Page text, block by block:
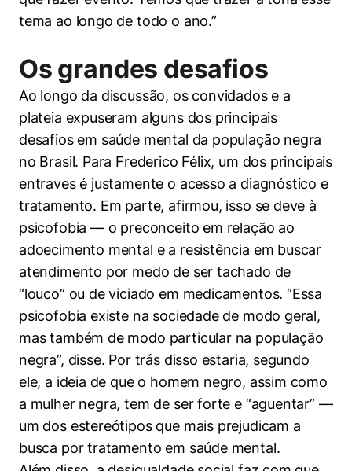
tema ao longo de todo o ano.”
Os grandes desafios
Ao longo da discussão, os convidados e a
plateia expuseram alguns dos principais
desafios em saúde mental da população negra
no Brasil. Para Frederico Félix, um dos principais
entraves é justamente o acesso a diagnóstico e
tratamento. Em parte, afirmou, isso se deve à
psicofobia — o preconceito em relação ao
adoecimento mental e a resistência em buscar
atendimento por medo de ser tachado de
“louco” ou de viciado em medicamentos. “Essa
psicofobia existe na sociedade de modo geral,
mas também de modo particular na população
negra”, disse. Por trás disso estaria, segundo
ele, a ideia de que o homem negro, assim como
a mulher negra, tem de ser forte e “aguentar” —
um dos estereótipos que mais prejudicam a
busca por tratamento em saúde mental.